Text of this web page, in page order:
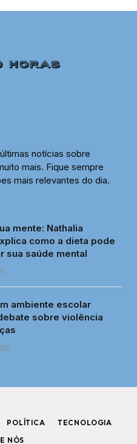
notícias sobre
mais. Fique sempre
mais relevantes do dia.
mente: Nathalia
como a dieta pode
sua saúde mental
ambiente escolar
sobre violência
POLÍTICA
TECNOLOGIA
NÓS